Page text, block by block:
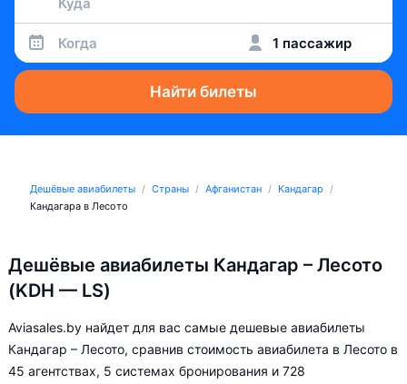
Когда 1 пассажир
Найти билеты
Дешёвые авиабилеты Страны Афганистан
Кандагар
Кандагара в Лесото
Дешёвые авиабилеты Кандагар – Лесото
(KDH — LS)
Aviasales.by найдет для вас самые дешевые авиабилеты
Кандагар – Лесото, сравнив стоимость авиабилета в Лесото в
45 агентствах, 5 системах бронирования и 728